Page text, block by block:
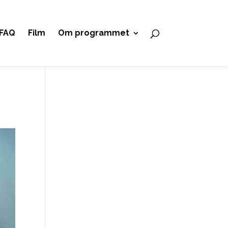
Film Om programmet